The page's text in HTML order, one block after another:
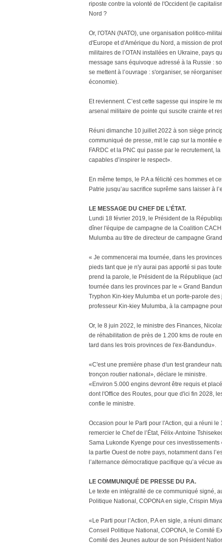
riposte contre la volonté de l'Occident (le
Nord ?
Or, l'OTAN (NATO), une organisation politico-
d'Europe et d'Amérique du Nord, a mission de
militaires de l’OTAN installées en Ukraine, pays
message sans équivoque adressé à la Russie :
se mettent à l’ouvrage : s'organiser, se
économie).
Et reviennent. C’est cette sagesse qui inspire le
arsenal militaire de pointe qui suscite crainte et
Réuni dimanche 10 juillet 2022 à son siège
communiqué de presse, mit le cap sur la montée
FARDC et la PNC qui passe par le recrutement,
capables d’inspirer le respect».
En même temps, le P.A a félicité ces hommes et
Patrie jusqu’au sacrifice suprême sans laisser à
LE MESSAGE DU CHEF DE L'ÉTAT.
Lundi 18 février 2019, le Président de la
dîner l'équipe de campagne de la Coalition
Mulumba au titre de directeur de campagne
« Je commencerai ma tournée, dans les
pieds tant que je n'y aurai pas apporté si pas
prend la parole, le Président de la République
tournée dans les provinces par le « Grand
Tryphon Kin-kiey Mulumba et un porte-parole
professeur Kin-kiey Mulumba, à la campagne
Or, le 8 juin 2022, le ministre des Finances,
de réhabilitation de près de 1.200 kms de route
tard dans les trois provinces de l'ex-Bandundu».
«C'est une première phase d'un test grandeur
tronçon routier national», déclare le ministre.
«Environ 5.000 engins devront être requis et
dont l'Office des Routes, pour que d'ici fin 2028,
confie le ministre.
Occasion pour le Parti pour l'Action, qui a réuni
remercier le Chef de l’État, Félix-Antoine
Sama Lukonde Kyenge pour ces
la partie Ouest de notre pays, notamment dans
l’alternance démocratique pacifique qu’a vécue
LE COMMUNIQUÉ DE PRESSE DU P.A.
Le texte en intégralité de ce communiqué signé,
Politique National, COPONA en sigle, Crispin
«Le Parti pour l’Action, P.A en sigle, a réuni
Conseil Politique National, COPONA, le Comité
Comité des Jeunes autour de son Président